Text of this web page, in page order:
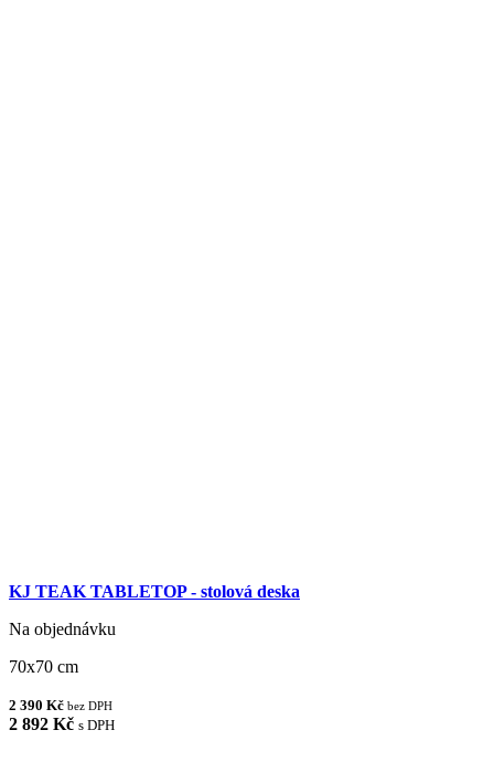
KJ TEAK TABLETOP - stolová deska
Na objednávku
70x70 cm
2 390 Kč bez DPH
2 892 Kč s DPH